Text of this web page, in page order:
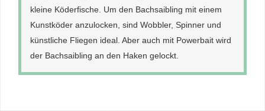
kleine Köderfische. Um den Bachsaibling mit einem
Kunstköder anzulocken, sind Wobbler, Spinner und
künstliche Fliegen ideal. Aber auch mit Powerbait wird
der Bachsaibling an den Haken gelockt.